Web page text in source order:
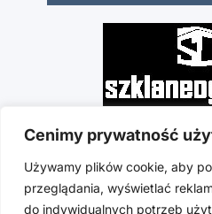
Cenimy prywatność
Używamy plików cookie, aby
przeglądania, wyświetlać
do indywidualnych potrzeb